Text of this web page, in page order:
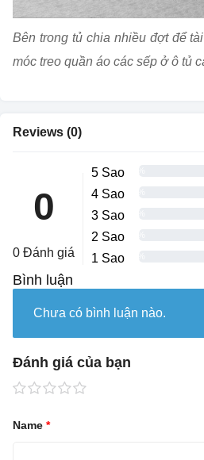
Bên trong tủ chia nhiều đợt để
móc treo quần áo các sếp ở ô tủ
Reviews (0)
0
0 Đánh giá 1 Sao
2 Sao
3 Sao
4 Sao
5 Sao
Bình luận
Chưa có bình luận nào.
Đánh giá của bạn
Name *